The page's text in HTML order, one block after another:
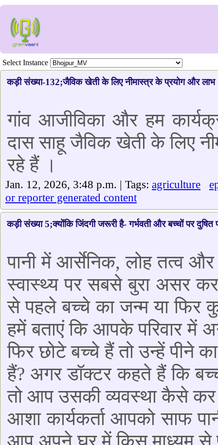
Select Instance
कड़ी संख्या-132;जैविक खेती के लिए नीमास्त्र के प्रयोग और लाभ
गांव आजीविका और हम
दास साहू जैविक खेती के लिए
रहे हैं ।
Jan. 12, 2026, 3:48 p.m. | Tags: agriculture
or reporter generated content
कड़ी संख्या 5;क्योंकि जिंदगी जरूरी है- गर्भवती और बच्चों पर दुषित
पानी में आर्सेनिक, लोह तत्व
स्वास्थ्य पर सबसे बुरा असर
से पहले बच्चे का जन्म या फिर
हमें बताएं कि आपके परिवार में
फिर छोटे बच्चे हैं तो उन्हें पीने
हैं? अगर डॉक्टर कहते हैं कि
तो आप उसकी व्यवस्था कैसे कर
आशा कार्यकर्ता आपको साफ